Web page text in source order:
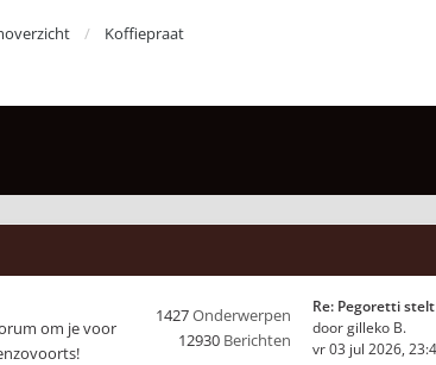
Koffiepraat
om je voor
1427Onderwerpen
12930 Berichten
Re: Pegoretti
doorgilleko B.
vr 03 jul 2026,